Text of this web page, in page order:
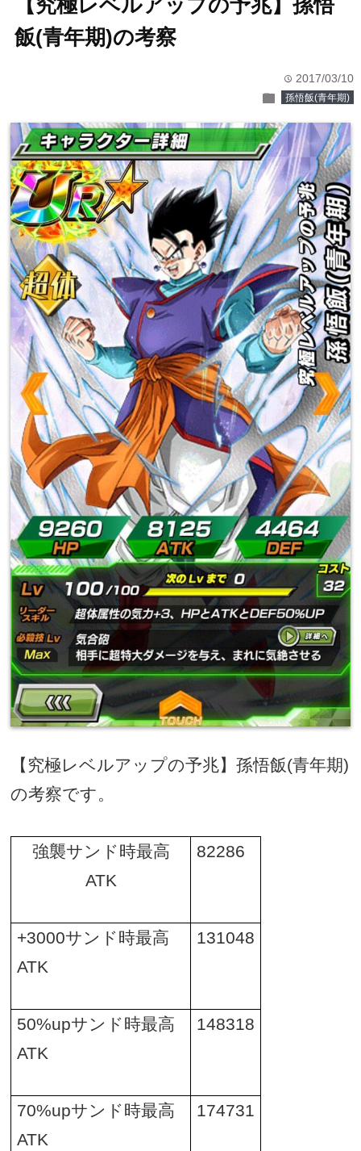
【究極レベルアップの予兆】孫悟
飯(青年期)の考察
time 2017/03/10
folder 孫悟飯(青年期)
【究極レベルアップの予兆】孫悟飯(青年期)
の考察です。
強襲サンド時最高
ATK
82286
+3000サンド時最高
ATK
131048
50%upサンド時最高
ATK
148318
70%upサンド時最高
ATK
174731